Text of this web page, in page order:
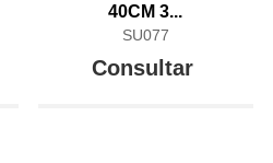
40CM 3...
SU077
Consultar